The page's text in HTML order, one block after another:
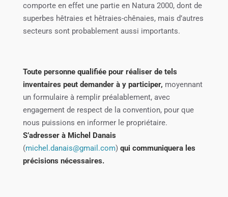
comporte en effet une partie en Natura 2000, dont de
superbes hêtraies et hêtraies-chênaies, mais d’autres
secteurs sont probablement aussi importants.
Toute personne qualifiée pour réaliser de tels
inventaires peut demander à y participer, moyennant
un formulaire à remplir préalablement, avec
engagement de respect de la convention, pour que
nous puissions en informer le propriétaire.
S’adresser à Michel Danais
(michel.danais@gmail.com) qui communiquera les
précisions nécessaires.